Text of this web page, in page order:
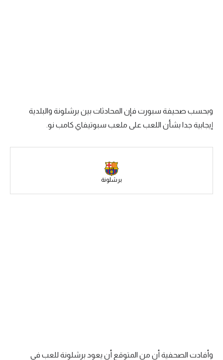
سعودي في الجول
الدوري الإنجليزي
وبحسب صحيفة سبورت فإن المحادثات بين برشلونة والبلدية
إيجابية جدا بشأن اللعب على ملعب سبوتيفاي كامب نو.
برشلونة
وأفادت الصحفية أن من المتوقع أن يعود برشلونة للعب في